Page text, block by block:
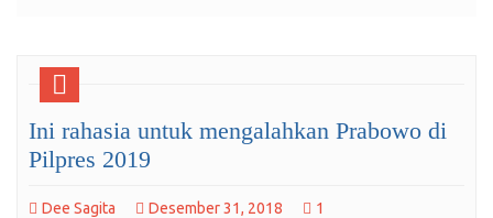
Ini rahasia untuk mengalahkan Prabowo di
Pilpres 2019
Dee Sagita Desember 31, 2018 1